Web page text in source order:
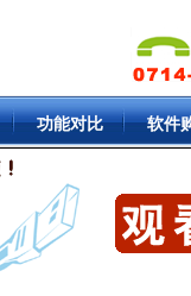
功能对比 软件